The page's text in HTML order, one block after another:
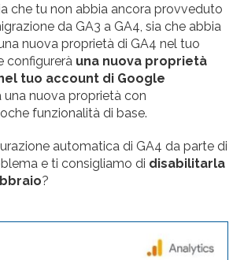
che tu non abbia ancora provveduto
da GA3 a GA4, sia che abbia
nuova proprietà di GA4 nel tuo
configurerà una nuova proprietà
tuo account di Google
una nuova proprietà con
funzionalità di base.
automatica di GA4 da parte di
e ti consigliamo di disabilitarla
?